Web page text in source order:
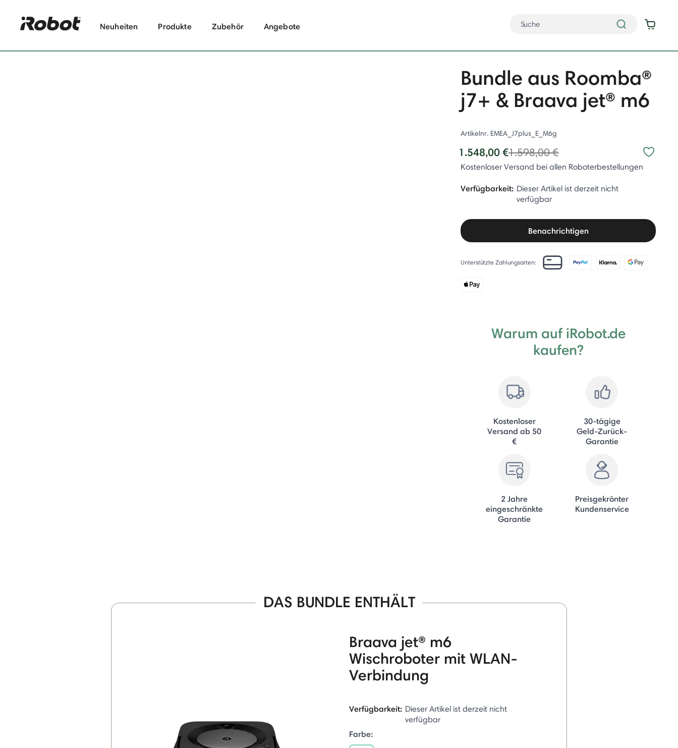
Neuheiten Produkte Zubehör Angebote
Bundle aus Roomba®
j7+ & Braava jet® m6
Artikelnr. EMEA_J7plus_E_M6g
1.548,00 €Price reduced from
1.598,00 €to
Kostenloser Versand bei allen Roboterbestellungen
Verfügbarkeit: Dieser Artikel ist derzeit nicht
verfügbar
Benachrichtigen
Unterstützte Zahlungsarten:
Warum auf iRobot.de
kaufen?
Kostenloser
Versand ab 50
€
30-tägige
Geld-Zurück-
Garantie
2 Jahre
eingeschränkte
Garantie
Preisgekrönter
Kundenservice
DAS BUNDLE ENTHÄLT
Braava jet® m6
Wischroboter mit WLAN-
Verbindung
Verfügbarkeit: Dieser Artikel ist derzeit nicht
verfügbar
Farbe: